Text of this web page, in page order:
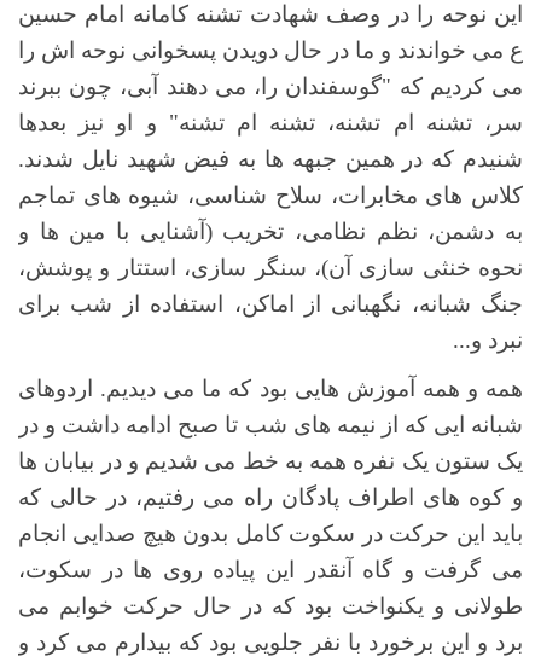
این نوحه را در وصف شهادت تشنه کامانه امام حسین
ع می خواندند و ما در حال دویدن پسخوانی نوحه اش را
می کردیم که "گوسفندان را، می دهند آبی، چون ببرند
سر، تشنه ام تشنه، تشنه ام تشنه" و او نیز بعدها
شنیدم که در همین جبهه ها به فیض شهید نایل شدند.
کلاس های مخابرات، سلاح شناسی، شیوه های تماجم
به دشمن، نظم نظامی، تخریب (آشنایی با مین ها و
نحوه خنثی سازی آن)، سنگر سازی، استتار و پوشش،
جنگ شبانه، نگهبانی از اماکن، استفاده از شب برای
نبرد و...
همه و همه آموزش هایی بود که ما می دیدیم. اردوهای
شبانه ایی که از نیمه های شب تا صبح ادامه داشت و در
یک ستون یک نفره همه به خط می شدیم و در بیابان ها
و کوه های اطراف پادگان راه می رفتیم، در حالی که
باید این حرکت در سکوت کامل بدون هیچ صدایی انجام
می گرفت و گاه آنقدر این پیاده روی ها در سکوت،
طولانی و یکنواخت بود که در حال حرکت خوابم می
برد و این برخورد با نفر جلویی بود که بیدارم می کرد و